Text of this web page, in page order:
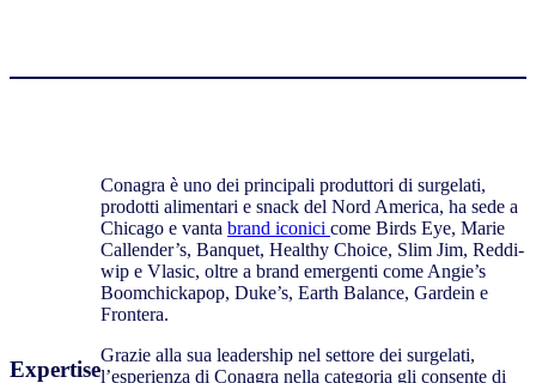
Expertise
Conagra è uno dei principali produttori di surgelati,
prodotti alimentari e snack del Nord America, ha sede a
Chicago e vanta brand iconici come Birds Eye, Marie
Callender’s, Banquet, Healthy Choice, Slim Jim, Reddi-
wip e Vlasic, oltre a brand emergenti come Angie’s
Boomchickapop, Duke’s, Earth Balance, Gardein e
Frontera.
Grazie alla sua leadership nel settore dei surgelati,
l’esperienza di Conagra nella categoria gli consente di